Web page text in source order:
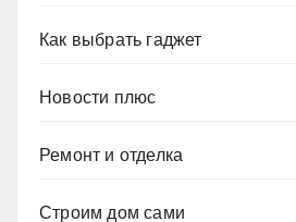
Как выбрать гаджет
Новости плюс
Ремонт и отделка
Строим дом сами